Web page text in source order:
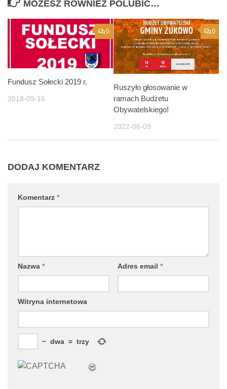
MOŻESZ RÓWNIEŻ POLUBIĆ…
0
Fundusz Sołecki 2019 r.
2018-09-16
0
Ruszyło głosowanie w
ramach Budżetu
Obywatelskiego!
2022-06-09
DODAJ KOMENTARZ
Komentarz *
Nazwa * Adres email *
Witryna internetowa
− dwa = trzy